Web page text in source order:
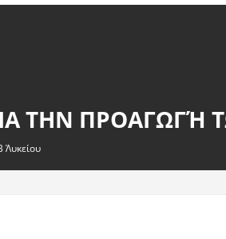
ΤΗΝ ΠΡΟΑΓΩΓΉ
Λυκείου